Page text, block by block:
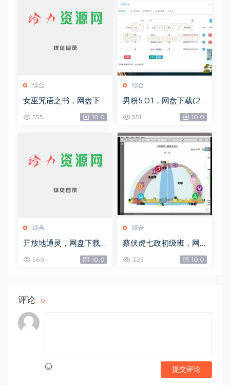
综合
女巫咒语之书，网盘下
555 10.0
综合
男粉5.0.1，网盘下载(25
551 10.0
综合
开放地通灵，网盘下载
569 10.0
综合
蔡伏虎七政初级班，网
325 10.0
评论 0
提交评论